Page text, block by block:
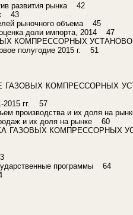
развития рынка 42
43
рыночного объема 45
доли импорта, 2014 47
КОМПРЕССОРНЫХ УСТАНОВОК
полугодие 2015 г. 51
КОМПРЕССОРНЫХ
2015 гг. 57
производства и их доля на
и их доля на рынке 60
КОМПРЕССОРНЫХ
программы 64